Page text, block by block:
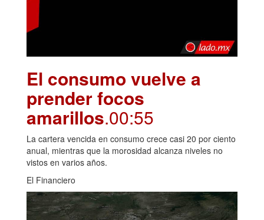
El consumo vuelve a
prender focos
amarillos.00:55
La cartera vencida en consumo crece casi 20 por ciento
anual, mientras que la morosidad alcanza niveles no
vistos en varios años.
El Financiero